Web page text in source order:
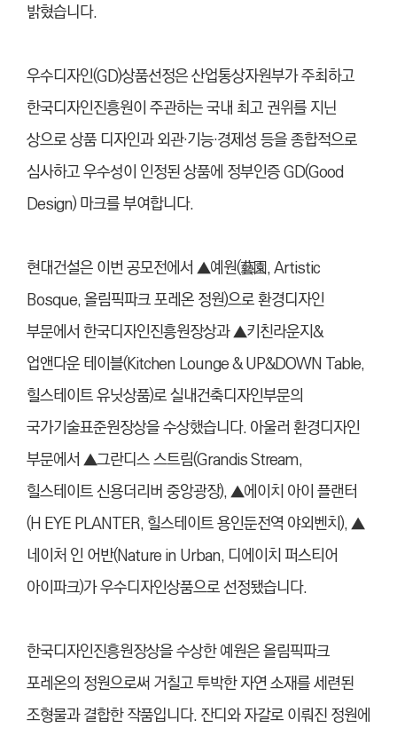
밝혔습니다.
우수디자인(GD)상품선정은 산업통상자원부가 주최하고
한국디자인진흥원이 주관하는 국내 최고 권위를 지닌
상으로 상품 디자인과 외관·기능·경제성 등을 종합적으로
심사하고 우수성이 인정된 상품에 정부인증 GD(Good
Design) 마크를 부여합니다.
현대건설은 이번 공모전에서 ▲예원(藝園, Artistic
Bosque, 올림픽파크 포레온 정원)으로 환경디자인
부문에서 한국디자인진흥원장상과 ▲키친라운지&
업앤다운 테이블(Kitchen Lounge & UP&DOWN Table,
힐스테이트 유닛상품)로 실내건축디자인부문의
국가기술표준원장상을 수상했습니다. 아울러 환경디자인
부문에서 ▲그란디스 스트림(Grandis Stream,
힐스테이트 신용더리버 중앙광장), ▲에이치 아이 플랜터
(H EYE PLANTER, 힐스테이트 용인둔전역 야외벤치), ▲
네이처 인 어반(Nature in Urban, 디에이치 퍼스티어
아이파크)가 우수디자인상품으로 선정됐습니다.
한국디자인진흥원장상을 수상한 예원은 올림픽파크
포레온의 정원으로써 거칠고 투박한 자연 소재를 세련된
조형물과 결합한 작품입니다. 잔디와 자갈로 이뤄진 정원에